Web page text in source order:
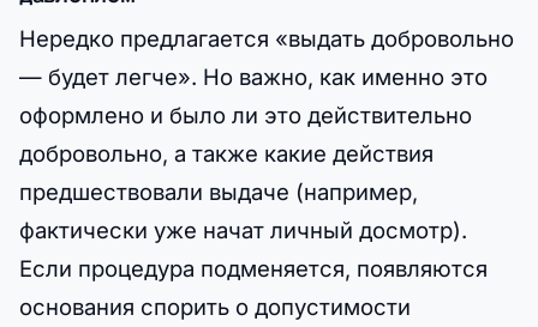
Нередко предлагается «выдать добровольно
— будет легче». Но важно, как именно это
оформлено и было ли это действительно
добровольно, а также какие действия
предшествовали выдаче (например,
фактически уже начат личный досмотр).
Если процедура подменяется, появляются
основания спорить о допустимости